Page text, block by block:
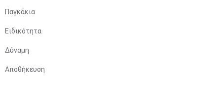
Παγκάκια
Ειδικότητα
Δύναμη
Αποθήκευση